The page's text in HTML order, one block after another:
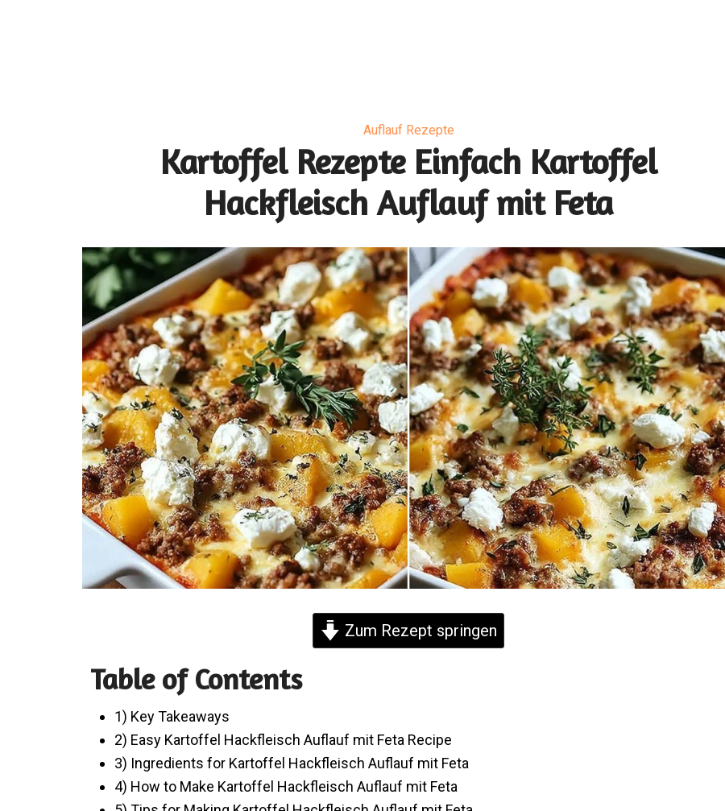
Auflauf Rezepte
Kartoffel Rezepte Einfach Kartoffel
Hackfleisch Auflauf mit Feta
Zum Rezept springen
Table of Contents
1) Key Takeaways
2) Easy Kartoffel Hackfleisch Auflauf mit Feta Recipe
3) Ingredients for Kartoffel Hackfleisch Auflauf mit Feta
4) How to Make Kartoffel Hackfleisch Auflauf mit Feta